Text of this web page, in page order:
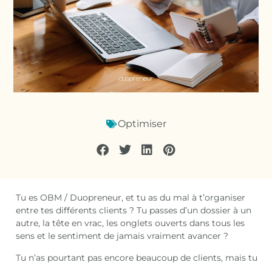
Optimiser
Tu es OBM / Duopreneur, et tu as du mal à t’organiser
entre tes différents clients ? Tu passes d’un dossier à un
autre, la tête en vrac, les onglets ouverts dans tous les
sens et le sentiment de jamais vraiment avancer ?
Tu n’as pourtant pas encore beaucoup de clients, mais tu